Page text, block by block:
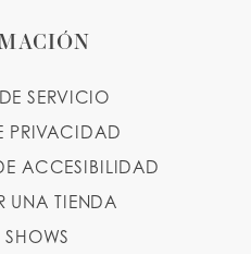
SERVICIO
PRIVACIDAD
ACCESIBILIDAD
UNA TIENDA
SHOWS